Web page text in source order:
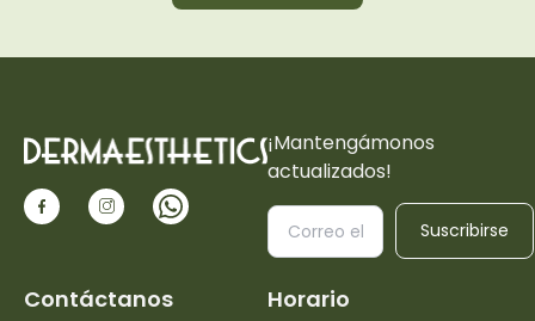
¡Mantengámonos
actualizados!
Suscribirse
Horario
Contáctanos